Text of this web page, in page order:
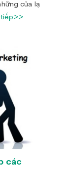
của lạ
các